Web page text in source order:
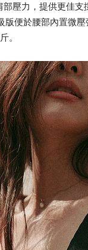
壓力，提供更佳
便於腰部內置微
。